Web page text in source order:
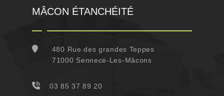
MÂCON ÉTANCHÉITÉ
480 Rue des grandes Teppes
71000 Sennecé-Les-Mâcons
03 85 37 89 20